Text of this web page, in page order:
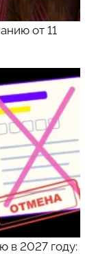
от 11
в 2027 году: